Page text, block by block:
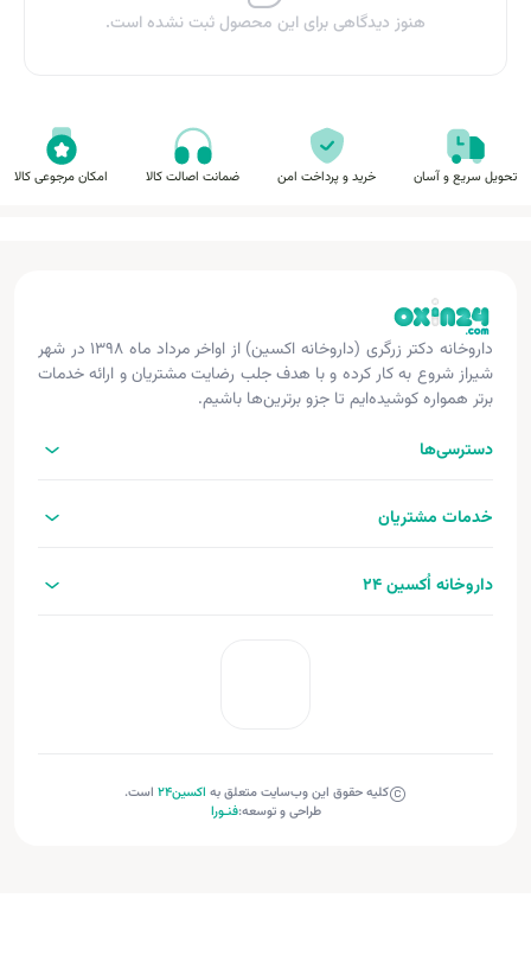
هنوز دیدگاهی برای این محصول ثبت نشده است.
تحویل سریع و آسان خرید و پرداخت امن ضمانت اصالت کالا امکان مرجوعی کالا
داروخانه دکتر زرگری (داروخانه اکسین) از اواخر مرداد ماه ۱۳۹۸ در شهر
شیراز شروع به کار کرده و با هدف جلب رضایت مشتریان و ارائه خدمات
برتر همواره کوشیده‌ایم تا جزو برترین‌ها باشیم.
دسترسی‌ها
خدمات مشتریان
داروخانه اُکسین 24
کلیه حقوق این وب‌سایت متعلق به اکسین‌24
است.
طراحی و توسعه:فنـورا